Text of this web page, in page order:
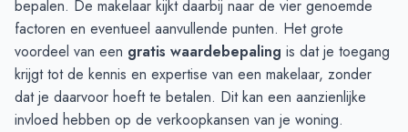
bepalen. De makelaar kijkt daarbij naar de vier genoemde
factoren en eventueel aanvullende punten. Het grote
voordeel van een gratis waardebepaling is dat je toegang
krijgt tot de kennis en expertise van een makelaar, zonder
dat je daarvoor hoeft te betalen. Dit kan een aanzienlijke
invloed hebben op de verkoopkansen van je woning.